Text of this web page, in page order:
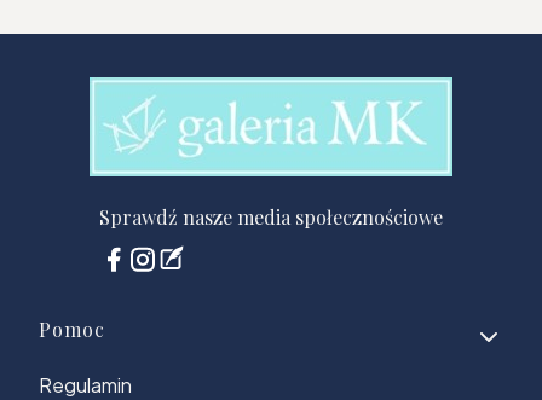
Sprawdź nasze media społecznościowe
Linki w stopce
Pomoc
Regulamin